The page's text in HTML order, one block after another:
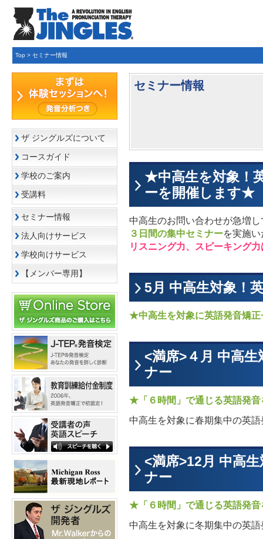
Top > セミナー情報
ザ ジングルズについて
コースガイド
学校のご案内
受講料
セミナー情報
法人向けサービス
学校向けサービス
【メンバー専用】
セミナー情報
★中高生を対象！
ーを開催します★
中高生のお問い合わせが急増
３日間の集中セミナーを実施
リスニング力、スピーキング
5月 中高生対象！
★中高生を対象に英語発音矯
<満席>４月 中高
ナー
★「６時間」で通じる英語発
中高生を対象に春期集中の英
<満席>12月 中高
ナー
★「６時間」で通じる英語発
中高生を対象に冬期集中の英